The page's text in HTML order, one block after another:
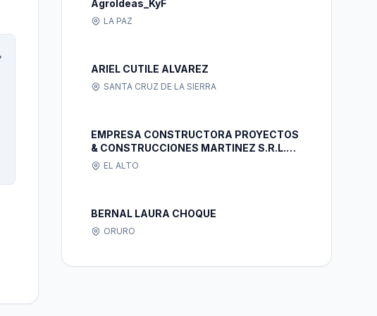
AgroIdeas_KyF
LA PAZ
ARIEL CUTILE ALVAREZ
SANTA CRUZ DE LA SIERRA
EMPRESA CONSTRUCTORA PROYECTOS
& CONSTRUCCIONES MARTINEZ S.R.L.
PROCMAR
EL ALTO
BERNAL LAURA CHOQUE
ORURO